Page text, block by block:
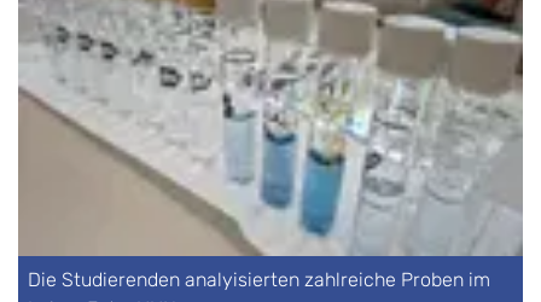
Die Studierenden analyisierten zahlreiche Proben im